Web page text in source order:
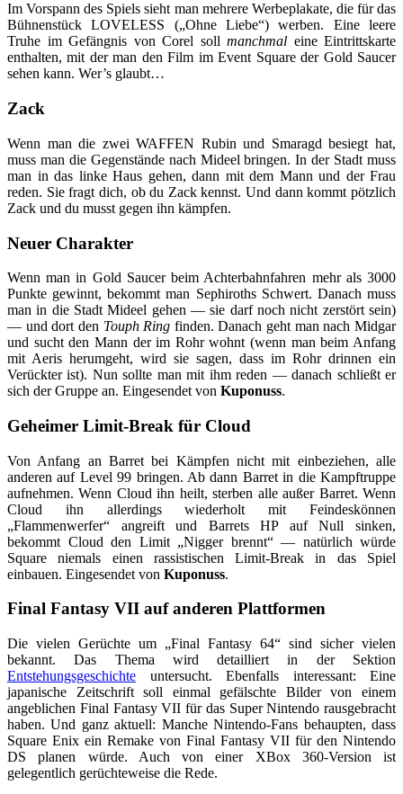
Im Vorspann des Spiels sieht man mehrere Werbeplakate, die für das
Bühnenstück LOVELESS („Ohne Liebe“) werben. Eine leere
Truhe im Gefängnis von Corel soll manchmal eine Eintrittskarte
enthalten, mit der man den Film im Event Square der Gold Saucer
sehen kann. Wer’s glaubt…
Zack
Wenn man die zwei WAFFEN Rubin und Smaragd besiegt hat,
muss man die Gegenstände nach Mideel bringen. In der Stadt muss
man in das linke Haus gehen, dann mit dem Mann und der Frau
reden. Sie fragt dich, ob du Zack kennst. Und dann kommt pötzlich
Zack und du musst gegen ihn kämpfen.
Neuer Charakter
Wenn man in Gold Saucer beim Achterbahnfahren mehr als 3000
Punkte gewinnt, bekommt man Sephiroths Schwert. Danach muss
man in die Stadt Mideel gehen — sie darf noch nicht zerstört sein)
— und dort den Touph Ring finden. Danach geht man nach Midgar
und sucht den Mann der im Rohr wohnt (wenn man beim Anfang
mit Aeris herumgeht, wird sie sagen, dass im Rohr drinnen ein
Verückter ist). Nun sollte man mit ihm reden — danach schließt er
sich der Gruppe an. Eingesendet von Kuponuss.
Geheimer Limit-Break für Cloud
Von Anfang an Barret bei Kämpfen nicht mit einbeziehen, alle
anderen auf Level 99 bringen. Ab dann Barret in die Kampftruppe
aufnehmen. Wenn Cloud ihn heilt, sterben alle außer Barret. Wenn
Cloud ihn allerdings wiederholt mit Feindeskönnen
„Flammenwerfer“ angreift und Barrets HP auf Null sinken,
bekommt Cloud den Limit „Nigger brennt“ — natürlich würde
Square niemals einen rassistischen Limit-Break in das Spiel
einbauen. Eingesendet von Kuponuss.
Final Fantasy VII auf anderen Plattformen
Die vielen Gerüchte um „Final Fantasy 64“ sind sicher vielen
bekannt. Das Thema wird detailliert in der Sektion
Entstehungsgeschichte untersucht. Ebenfalls interessant: Eine
japanische Zeitschrift soll einmal gefälschte Bilder von einem
angeblichen Final Fantasy VII für das Super Nintendo rausgebracht
haben. Und ganz aktuell: Manche Nintendo-Fans behaupten, dass
Square Enix ein Remake von Final Fantasy VII für den Nintendo
DS planen würde. Auch von einer XBox 360-Version ist
gelegentlich gerüchteweise die Rede.